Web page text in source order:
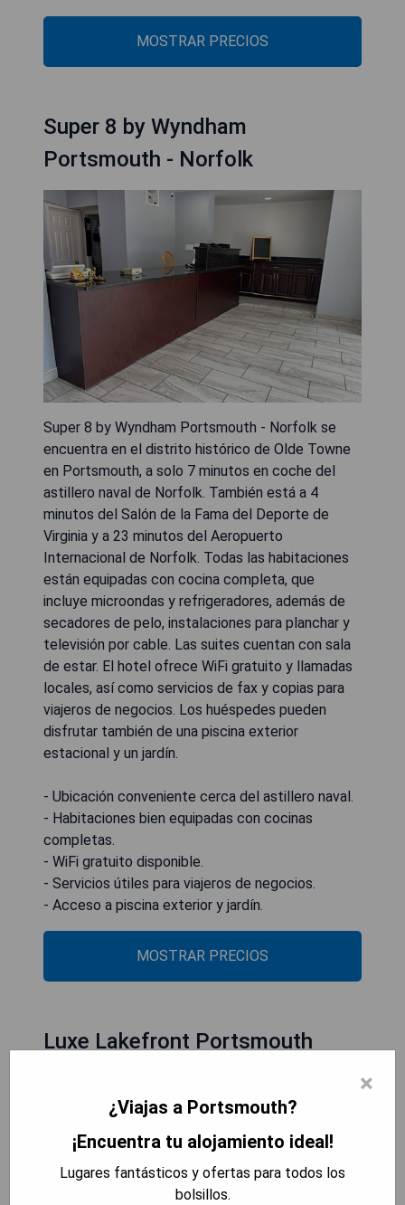
MOSTRAR PRECIOS
Super 8 by Wyndham
Portsmouth - Norfolk
Super 8 by Wyndham Portsmouth - Norfolk se
encuentra en el distrito histórico de Olde Towne
en Portsmouth, a solo 7 minutos en coche del
astillero naval de Norfolk. También está a 4
minutos del Salón de la Fama del Deporte de
Virginia y a 23 minutos del Aeropuerto
Internacional de Norfolk. Todas las habitaciones
están equipadas con cocina completa, que
incluye microondas y refrigeradores, además de
secadores de pelo, instalaciones para planchar y
televisión por cable. Las suites cuentan con sala
de estar. El hotel ofrece WiFi gratuito y llamadas
locales, así como servicios de fax y copias para
viajeros de negocios. Los huéspedes pueden
disfrutar también de una piscina exterior
estacional y un jardín.
- Ubicación conveniente cerca del astillero naval.
- Habitaciones bien equipadas con cocinas
completas.
- WiFi gratuito disponible.
- Servicios útiles para viajeros de negocios.
- Acceso a piscina exterior y jardín.
MOSTRAR PRECIOS
Luxe Lakefront Portsmouth
×
¿Viajas a Portsmouth?
¡Encuentra tu alojamiento ideal!
Lugares fantásticos y ofertas para todos los
bolsillos.